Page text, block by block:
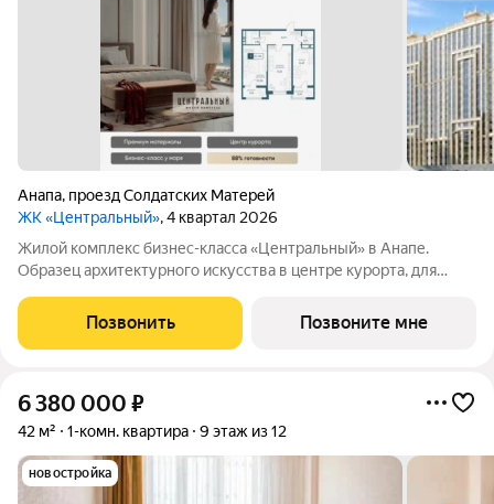
Анапа, проезд Солдатских Матерей
ЖК «Центральный», 4 квартал 2026
Жилой комплекс бизнес-класса «Центральный» в Анапе.
Образец архитектурного искусства в центре курорта, для
уже в 2026 году! Для тех, кто ценит долговечность
материалов, море в 10 минутах и
Позвонить Позвоните мне
6 380 000 ₽
42 м² 1-комн. квартира 9 этаж из 12
новостройка